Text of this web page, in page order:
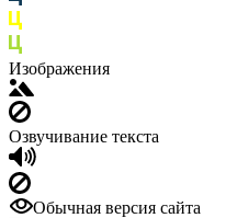
Изображения
Озвучивание текста
Обычная версия сайта